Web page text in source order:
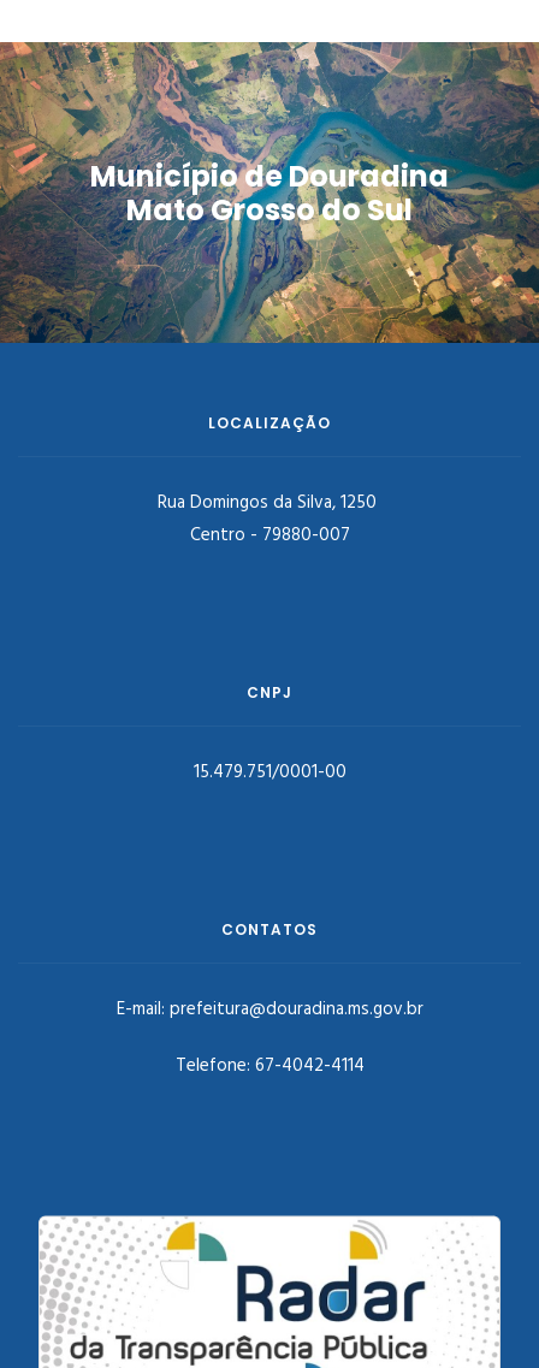
Município de Douradina
Mato Grosso do Sul
LOCALIZAÇÃO
Rua Domingos da Silva, 1250
Centro - 79880-007
CNPJ
15.479.751/0001-00
CONTATOS
E-mail: prefeitura@douradina.ms.gov.br
Telefone: 67-4042-4114